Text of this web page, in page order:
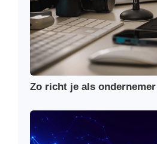
Zo richt je als